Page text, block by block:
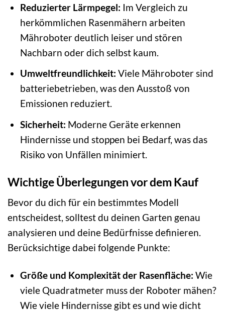
Reduzierter Lärmpegel: Im Vergleich zu
herkömmlichen Rasenmähern arbeiten
Mähroboter deutlich leiser und stören
Nachbarn oder dich selbst kaum.
Umweltfreundlichkeit: Viele Mähroboter sind
batteriebetrieben, was den Ausstoß von
Emissionen reduziert.
Sicherheit: Moderne Geräte erkennen
Hindernisse und stoppen bei Bedarf, was das
Risiko von Unfällen minimiert.
Wichtige Überlegungen vor dem Kauf
Bevor du dich für ein bestimmtes Modell
entscheidest, solltest du deinen Garten genau
analysieren und deine Bedürfnisse definieren.
Berücksichtige dabei folgende Punkte:
Größe und Komplexität der Rasenfläche: Wie
viele Quadratmeter muss der Roboter mähen?
Wie viele Hindernisse gibt es und wie dicht